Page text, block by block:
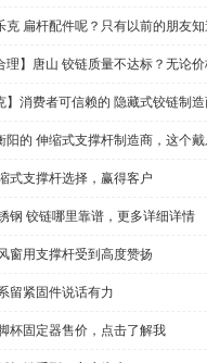
克 扁杆配件呢？只有以前的朋友
理】唐山 铰链质量不达标？无论
】消费者可信赖的 隐藏式铰链制
阳的 伸缩式支撑杆制造商，这个
式支撑杆选择，赢得客户
钢 铰链哪里靠谱，更多详细详情
窗用支撑杆受到高度赞扬
留紧固件说话有力
杯固定器售价，点击了解我